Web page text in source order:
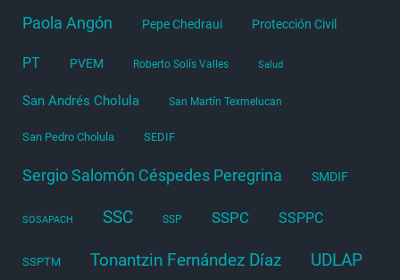
Paola Angón Pepe Chedraui Protección Civil
PT PVEM Roberto Solís Valles Salud
San Andrés Cholula San Martín Texmelucan
San Pedro Cholula SEDIF
Sergio Salomón Céspedes Peregrina SMDIF
SOSAPACH SSC SSP SSPC SSPPC
SSPTM Tonantzin Fernández Díaz UDLAP